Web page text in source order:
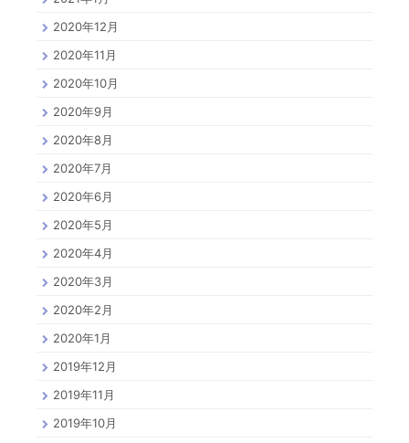
2020年12月
2020年11月
2020年10月
2020年9月
2020年8月
2020年7月
2020年6月
2020年5月
2020年4月
2020年3月
2020年2月
2020年1月
2019年12月
2019年11月
2019年10月